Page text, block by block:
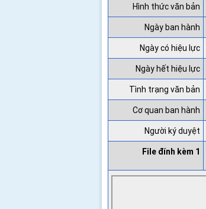
Hình thức văn bản
Ngày ban hành
Ngày có hiệu lực
Ngày hết hiệu lực
Tình trạng văn bản
Cơ quan ban hành
Người ký duyệt
File đính kèm 1